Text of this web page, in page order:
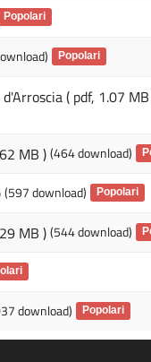
Popolari
Popolari
( pdf, 1.07
MB )(464 download)
(597 download) Popolari
MB )(544 download)
download) Popolari